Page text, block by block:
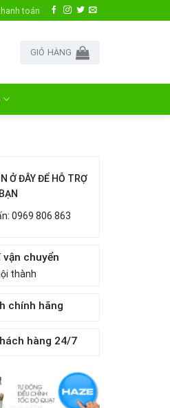
toán
GIỎ HÀNG
Ở ĐÂY ĐỂ HỖ TRỢ
BẠN
0969 806 863
vận chuyển
thành
chính hãng
hàng 24/7